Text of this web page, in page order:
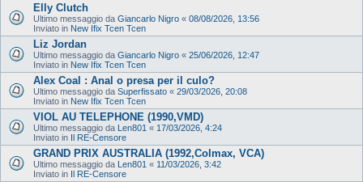
Elly Clutch
Ultimo messaggio da Giancarlo Nigro « 08/08/2026, 13:56
Inviato in New Ifix Tcen Tcen
Liz Jordan
Ultimo messaggio da Giancarlo Nigro « 25/06/2026, 12:47
Inviato in New Ifix Tcen Tcen
Alex Coal : Anal o presa per il culo?
Ultimo messaggio da Superfissato « 29/03/2026, 20:08
Inviato in New Ifix Tcen Tcen
VIOL AU TELEPHONE (1990,VMD)
Ultimo messaggio da Len801 « 17/03/2026, 4:24
Inviato in Il RE-Censore
GRAND PRIX AUSTRALIA (1992,Colmax, VCA)
Ultimo messaggio da Len801 « 11/03/2026, 3:42
Inviato in Il RE-Censore